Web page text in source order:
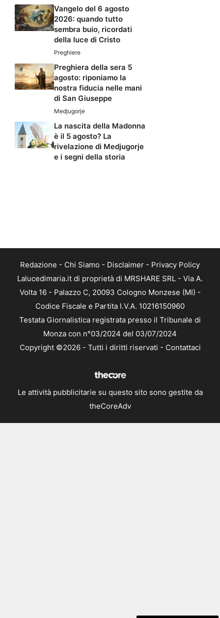
Vangelo del 6 agosto
2026: quando tutto
sembra buio, ricordati
della luce di Cristo
Preghiere
Preghiera della sera 5
agosto: riponiamo la
nostra fiducia nelle mani
di San Giuseppe
Medjugorje
La nascita della Madonna
è il 5 agosto? La
rivelazione di Medjugorje
e i segni della storia
Redazione - Chi Siamo - Disclaimer - Privacy Policy
Lalucedimaria.it di proprietà di MRSHARE SRL - Via A.
Volta 16 - Palazzo C, 20093 Cologno Monzese (MI) -
Codice Fiscale e Partita I.V.A. 10216150960
Testata Giornalistica registrata presso il Tribunale di
Monza con n°03/2024 del 03/07/2024
Copyright ©2026 - Tutti i diritti riservati - Contattaci
Le attività pubblicitarie su questo sito sono gestite da
theCoreAdv